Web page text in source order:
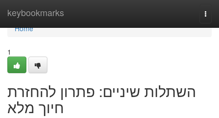
keybookmarks
Home
Home
1
השתלות שיניים: פתרון להחזרת
חיוך מלא